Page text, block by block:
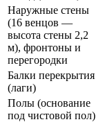
Наружные стены
(16 венцов —
высота стены 2,2
м), фронтоны и
перегородки
Балки перекрытия
(лаги)
Полы (основание
под чистовой пол)